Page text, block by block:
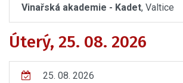
Vinařská akademie - Kadet, Valtice
Úterý, 25. 08. 2026
25. 08. 2026